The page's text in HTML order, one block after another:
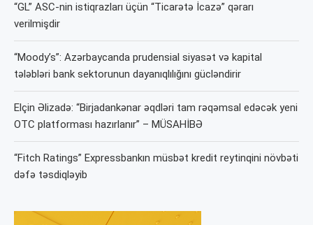
“GL” ASC-nin istiqrazları üçün “Ticarətə İcazə” qərarı
verilmişdir
“Moody’s”: Azərbaycanda prudensial siyasət və kapital
tələbləri bank sektorunun dayanıqlılığını gücləndirir
Elçin Əlizadə: “Birjadankənar əqdləri tam rəqəmsal edəcək yeni
OTC platforması hazırlanır” – MÜSAHİBƏ
“Fitch Ratings” Expressbankın müsbət kredit reytinqini növbəti
dəfə təsdiqləyib